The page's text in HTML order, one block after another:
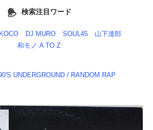
検索注目ワード
DJ MURO SOUL45
山下達郎
和モノ A TO Z
UNDERGROUND / RANDOM RAP